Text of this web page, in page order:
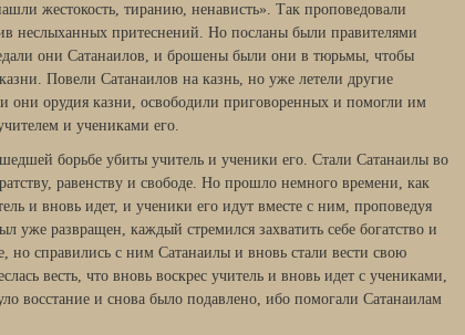
жестокость, тиранию, ненависть». Так проповедовали
неслыханных притеснений. Но посланы были правителями
они Сатанаилов, и брошены были они в тюрьмы, чтобы
Повели Сатанаилов на казнь, но уже летели другие
они орудия казни, освободили приговоренных и помогли им
и учениками его.
борьбе убиты учитель и ученики его. Стали Сатанаилы во
равенству и свободе. Но прошло немного времени, как
и вновь идет, и ученики его идут вместе с ним, проповедуя
уже развращен, каждый стремился захватить себе богатство и
но справились с ним Сатанаилы и вновь стали вести свою
весть, что вновь воскрес учитель и вновь идет с учениками,
восстание и снова было подавлено, ибо помогали Сатанаилам